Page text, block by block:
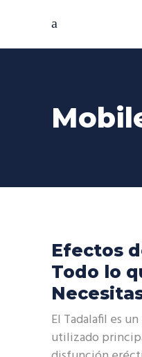
Efectos
Todo lo
El Tadalafil es
utilizado